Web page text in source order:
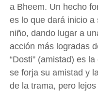
a Bheem. Un hecho
es lo que dará inicio a
niño, dando lugar a
acción más logradas
“Dosti” (amistad) es
se forja su amistad y
de la trama, pero